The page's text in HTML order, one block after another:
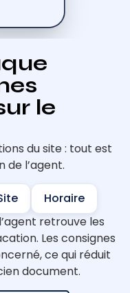
le
du site : tout est
de l’agent.
Horaire
retrouve les
Les consignes
ce qui réduit
document.